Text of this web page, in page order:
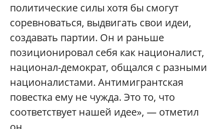
политические силы хотя бы смогут
соревноваться, выдвигать свои идеи,
создавать партии. Он и раньше
позиционировал себя как националист,
национал-демократ, общался с разными
националистами. Антимигрантская
повестка ему не чужда. Это то, что
соответствует нашей идее», — отметил